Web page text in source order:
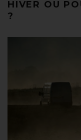
HIVER OU
?